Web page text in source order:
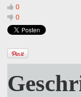
0
0